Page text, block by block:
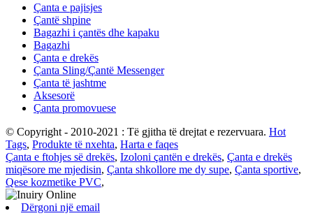
Çanta e pajisjes
Çantë shpine
Bagazhi i çantës dhe kapaku
Bagazhi
Çanta e drekës
Çanta Sling/Çantë Messenger
Çanta të jashtme
Aksesorë
Çanta promovuese
© Copyright - 2010-2021 : Të gjitha të drejtat e rezervuara. Hot
Tags, Produkte të nxehta, Harta e faqes
Çanta e ftohjes së drekës, Izoloni çantën e drekës, Çanta e drekës
miqësore me mjedisin, Çanta shkollore me dy supe, Çanta sportive,
Qese kozmetike PVC,
Dërgoni një email